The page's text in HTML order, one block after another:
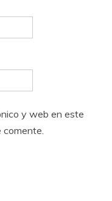
y web en este
comente.